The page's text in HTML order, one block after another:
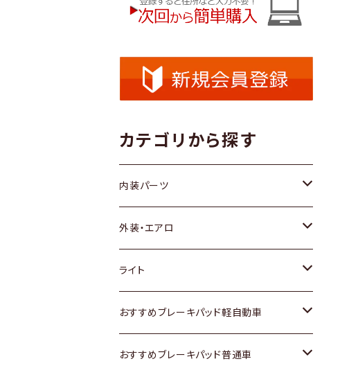
カテゴリから探す
内装パーツ
トヨタ
ホンダ
スズキ
日産
外装・エアロ
トヨタ
ホンダ
スズキ
ライト
トヨタ
スズキ
おすすめブレーキパッド軽自動車
トヨタ
おすすめブレーキパッド普通車